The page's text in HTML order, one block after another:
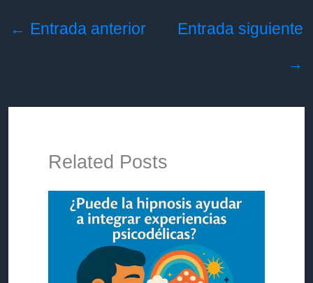
← Entrada anterior
Entrada siguiente
→
Related Posts